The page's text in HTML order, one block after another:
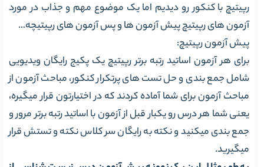
رپیتیچ با کنکور رو دیدیم اما یک موضوع مهم و جذاب در مورد
آزمون های رپیتیچ پیش آزمون ها و پس آزمون های رپیتیچه…
پیش آزمون رپیتیچ:
برای هر آزمون اساتید رتبه برتر رپیتیچ یک پکیج رایگان ویدیویی
شامل جمع بندی و حل تست های پرتکرار کنکور، مباحث آزمون از
مباحث آزمون برای شما آماده کردند که در اختیارتون قرار میگیره،
یعنی شما هر درس رو یکبار قبل از آزمون با اساتید رتبه برتر مرور و
جمع بندی میکنید و نکته به رایگان سر کلاس نکته و تستش قرار
میگیرید.